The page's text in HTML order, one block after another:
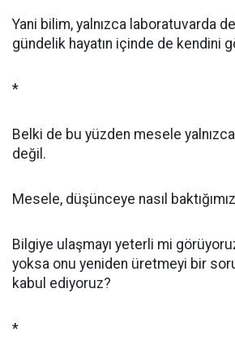
Yani bilim, yalnızca laboratuvarda
gündelik hayatın içinde de kendini
*
Belki de bu yüzden mesele
değil.
Mesele, düşünceye nasıl
Bilgiye ulaşmayı yeterli mi
yoksa onu yeniden üretmeyi bir
kabul ediyoruz?
*